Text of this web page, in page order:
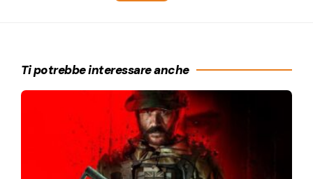
Ti potrebbe interessare anche